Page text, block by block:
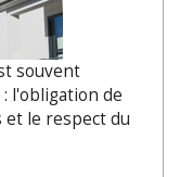
souvent
l'obligation de
le respect du